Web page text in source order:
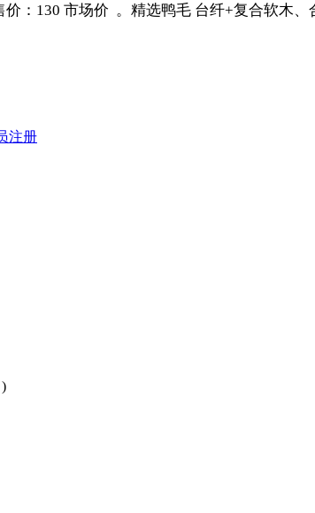
130 市场价 。精选鸭毛 台纤+复合软木
注册
)